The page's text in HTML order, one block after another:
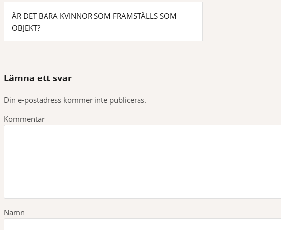
n
a
v
ÄR DET BARA KVINNOR SOM FRAMSTÄLLS SOM
OBJEKT?
Lämna ett svar
Din e-postadress kommer inte publiceras.
Kommentar
Namn